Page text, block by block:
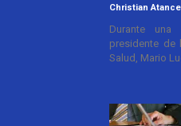
Christian Atance
Durante
presidente de
Salud, Mario